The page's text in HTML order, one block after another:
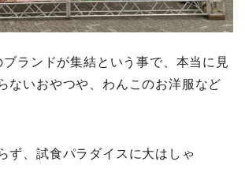
ブランドが集結という事で、本当に見
ないおやつや、わんこのお洋服など
ず、試食パラダイスに大はしゃ